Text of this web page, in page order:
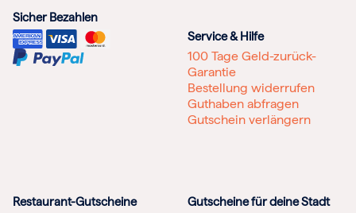
Sicher Bezahlen
Service & Hilfe
100 Tage Geld-zurück-
Garantie
Bestellung widerrufen
Guthaben abfragen
Gutschein verlängern
Restaurant-Gutscheine Gutscheine für deine Stadt